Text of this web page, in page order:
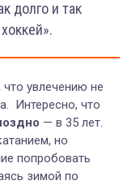
долго и так
что увлечению не
Интересно, что
— в 35 лет.
но
попробовать
зимой по